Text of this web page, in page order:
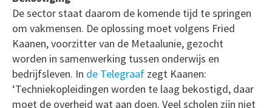
De sector staat daarom de komende tijd te springen
om vakmensen. De oplossing moet volgens Fried
Kaanen, voorzitter van de Metaalunie, gezocht
worden in samenwerking tussen onderwijs en
bedrijfsleven. In de Telegraaf zegt Kaanen:
‘Techniekopleidingen worden te laag bekostigd, daar
moet de overheid wat aan doen. Veel scholen zijn niet